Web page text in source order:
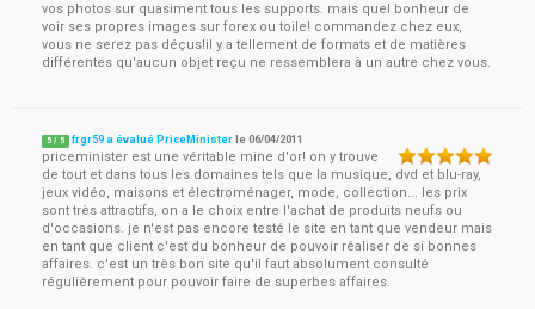
vos photos sur quasiment tous les supports. mais quel bonheur de
voir ses propres images sur forex ou toile! commandez chez eux,
vous ne serez pas déçus!il y a tellement de formats et de matières
différentes qu'aucun objet reçu ne ressemblera à un autre chez vous.
5 / 5 frgr59 a évalué PriceMinister le06/04/2011
priceminister est une véritable mine d'or! on y trouve
de tout et dans tous les domaines tels que la musique, dvd et blu-ray,
jeux vidéo, maisons et électroménager, mode, collection... les prix
sont très attractifs, on a le choix entre l'achat de produits neufs ou
d'occasions. je n'est pas encore testé le site en tant que vendeur mais
en tant que client c'est du bonheur de pouvoir réaliser de si bonnes
affaires. c'est un très bon site qu'il faut absolument consulté
régulièrement pour pouvoir faire de superbes affaires.